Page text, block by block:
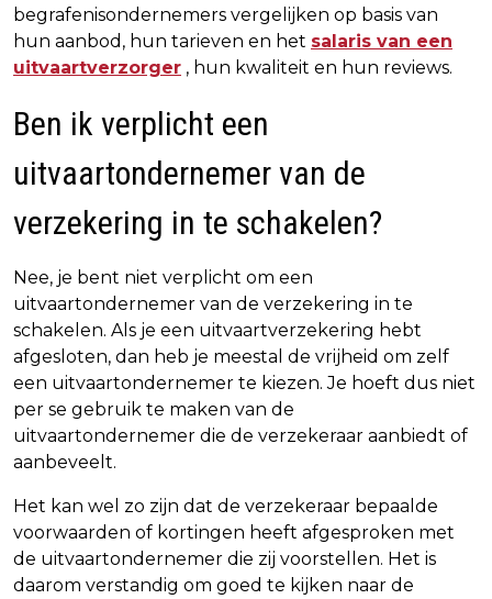
begrafenisondernemers vergelijken op basis van
hun aanbod, hun tarieven en het salaris van een
uitvaartverzorger , hun kwaliteit en hun reviews.
Ben ik verplicht een
uitvaartondernemer van de
verzekering in te schakelen?
Nee, je bent niet verplicht om een
uitvaartondernemer van de verzekering in te
schakelen. Als je een uitvaartverzekering hebt
afgesloten, dan heb je meestal de vrijheid om zelf
een uitvaartondernemer te kiezen. Je hoeft dus niet
per se gebruik te maken van de
uitvaartondernemer die de verzekeraar aanbiedt of
aanbeveelt.
Het kan wel zo zijn dat de verzekeraar bepaalde
voorwaarden of kortingen heeft afgesproken met
de uitvaartondernemer die zij voorstellen. Het is
daarom verstandig om goed te kijken naar de